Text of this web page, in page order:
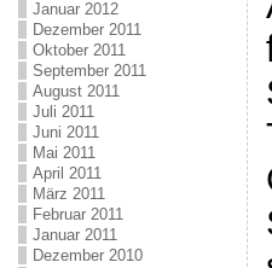
Januar 2012
Dezember 2011
Oktober 2011
September 2011
August 2011
Juli 2011
Juni 2011
Mai 2011
April 2011
März 2011
Februar 2011
Januar 2011
Dezember 2010